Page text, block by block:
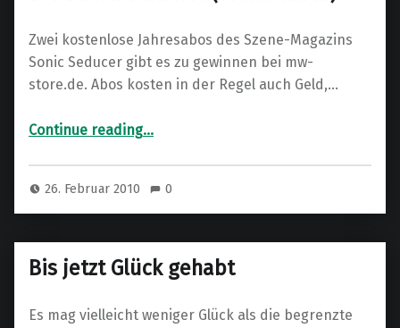
Zwei kostenlose Jahresabos des Szene-Magazins
Sonic Seducer gibt es zu gewinnen bei mw-
store.de. Abos kosten in der Regel auch Geld,…
Continue reading“Die Daten sind frei (verwendbar)”
…
26. Februar 2010 0
Bis jetzt Glück gehabt
Es mag vielleicht weniger Glück als die begrenzte